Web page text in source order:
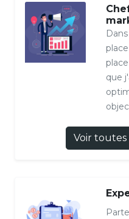
que
Voir toutes